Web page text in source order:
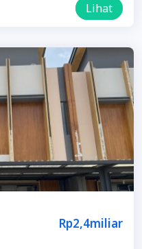
Lihat
Rp2,4miliar